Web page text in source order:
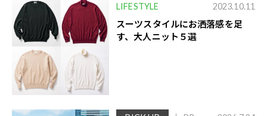
LIFESTYLE 2023.10.11
スーツスタイルにお洒落感を足
す、大人ニット５選